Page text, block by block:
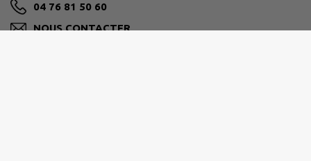
04 76 81 50 60
NOUS CONTACTER